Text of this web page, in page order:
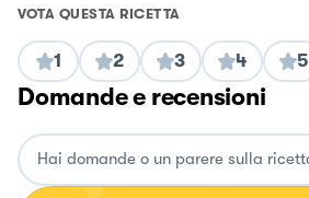
VOTA QUESTA RICETTA
1 2 3 4 5
Domande e recensioni